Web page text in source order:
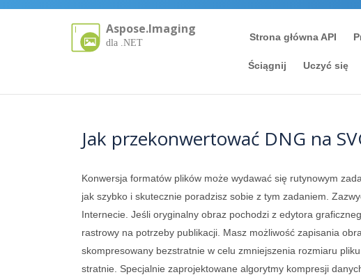
Aspose.Imaging
dla .NET
Strona główna API
Ściągnij Uczyć się
Jak przekonwertować DNG na
Konwersja formatów plików może wydawać się rutynowym
jak szybko i skutecznie poradzisz sobie z tym zadaniem.
Internecie. Jeśli oryginalny obraz pochodzi z edytora
rastrowy na potrzeby publikacji. Masz możliwość zapisania
skompresowany bezstratnie w celu zmniejszenia rozmiaru
stratnie. Specjalnie zaprojektowane algorytmy kompresji